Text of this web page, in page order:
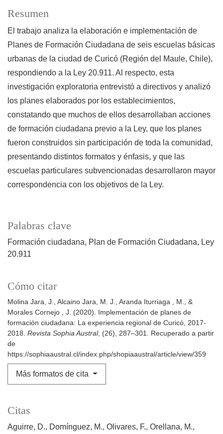
Palabras clave
Formación ciudadana Plan de Formación Ciudadana
Ley
20.911
Cómo citar
Molina Jara, J., Alcaino Jara, M. J., Aranda Iturriaga , M., &
Morales Cornejo , J. (2020). Implementación de planes de
formación ciudadana: La experiencia regional de Curicó, 2017-
2018. Revista Sophia Austral, (26), 287–301. Recuperado a partir
de
https://sophiaaustral.cl/index.php/shopiaaustral/article/view/359
Más formatos de cita
Resumen
El trabajo analiza la elaboración e implementación de
Planes de Formación Ciudadana de seis escuelas básicas
urbanas de la ciudad de Curicó (Región del Maule, Chile),
respondiendo a la Ley 20.911. Al respecto, esta
investigación exploratoria entrevistó a directivos y analizó
los planes elaborados por los establecimientos,
constatando que muchos de ellos desarrollaban acciones
de formación ciudadana previo a la Ley, que los planes
fueron construidos sin participación de toda la comunidad,
presentando distintos formatos y énfasis, y que las
escuelas particulares subvencionadas desarrollaron mayor
correspondencia con los objetivos de la Ley.
Citas
Aguirre, D., Domínguez, M., Olivares, F., Orellana, M.,